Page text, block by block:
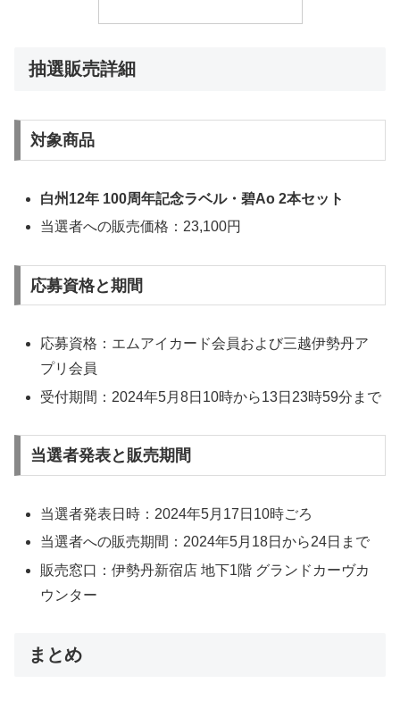
抽選販売詳細
対象商品
白州12年 100周年記念ラベル・碧Ao 2本セット
当選者への販売価格：23,100円
応募資格と期間
応募資格：エムアイカード会員および三越伊勢丹ア
プリ会員
受付期間：2024年5月8日10時から13日23時59分まで
当選者発表と販売期間
当選者発表日時：2024年5月17日10時ごろ
当選者への販売期間：2024年5月18日から24日まで
販売窓口：伊勢丹新宿店 地下1階 グランドカーヴカ
ウンター
まとめ